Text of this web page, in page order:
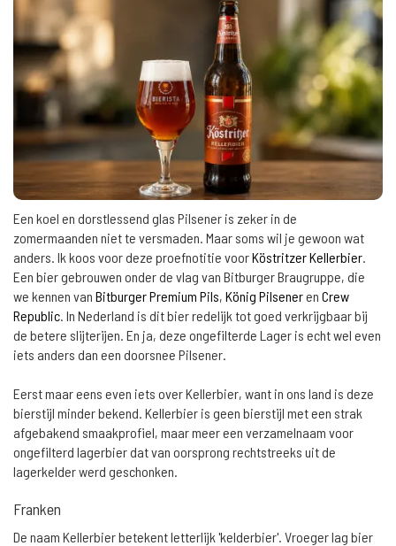
Een koel en dorstlessend glas Pilsener is zeker in de
zomermaanden niet te versmaden. Maar soms wil je gewoon wat
anders. Ik koos voor deze proefnotitie voorKöstritzer Kellerbier.
Een bier gebrouwen onder de vlag van Bitburger Braugruppe, die
we kennen van Bitburger Premium Pils, König Pilseneren Crew
Republic. In Nederland is dit bier redelijk tot goed verkrijgbaar bij
de betere slijterijen. En ja, deze ongefilterde Lager is echt wel even
iets anders dan een doorsnee Pilsener.
Eerst maar eens even iets over Kellerbier, want in ons land is deze
bierstijl minder bekend. Kellerbier is geen bierstijl met een strak
afgebakend smaakprofiel, maar meer een verzamelnaam voor
ongefilterd lagerbier dat van oorsprong rechtstreeks uit de
lagerkelder werd geschonken.
Franken
De naam Kellerbier betekent letterlijk 'kelderbier'. Vroeger lag bier